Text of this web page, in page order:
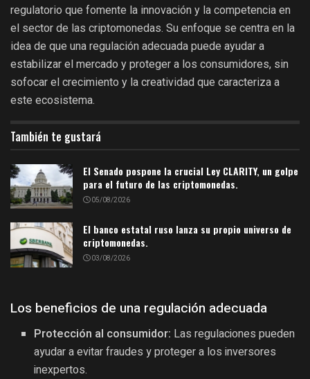
regulatorio que fomente la innovación y la competencia en
el sector de las criptomonedas. Su enfoque se centra en la
idea de que una regulación adecuada puede ayudar a
estabilizar el mercado y proteger a los consumidores, sin
sofocar el crecimiento y la creatividad que caracteriza a
este ecosistema.
También te gustará
El Senado pospone la crucial Ley CLARITY, un golpe
para el futuro de las criptomonedas.
05/08/2026
El banco estatal ruso lanza su propio universo de
criptomonedas.
03/08/2026
Los beneficios de una regulación adecuada
Protección al consumidor: Las regulaciones pueden
ayudar a evitar fraudes y proteger a los inversores
inexpertos.